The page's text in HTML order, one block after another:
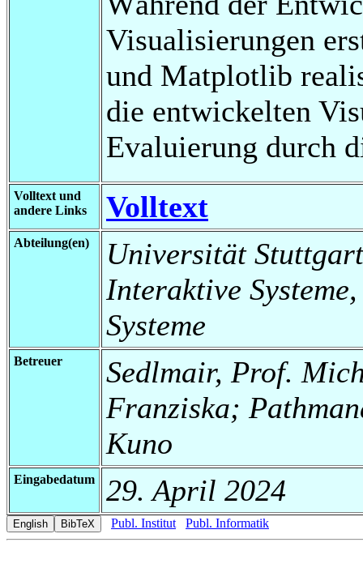
Visualisierungen
und Matplotlib
die entwickelten
Evaluierung durch
Volltext und
andere Links
Volltext
Abteilung(en)
Universität
Interaktive
Systeme
Betreuer
Sedlmair, Prof.
Franziska;
Kuno
Eingabedatum 29. April 2024
Publ. Institut Publ. Informatik